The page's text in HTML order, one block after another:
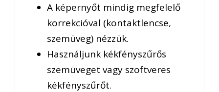
A képernyőt mindig megfelelő
korrekcióval (kontaktlencse,
szemüveg) nézzük.
Használjunk kékfényszűrős
szemüveget vagy szoftveres
kékfényszűrőt.